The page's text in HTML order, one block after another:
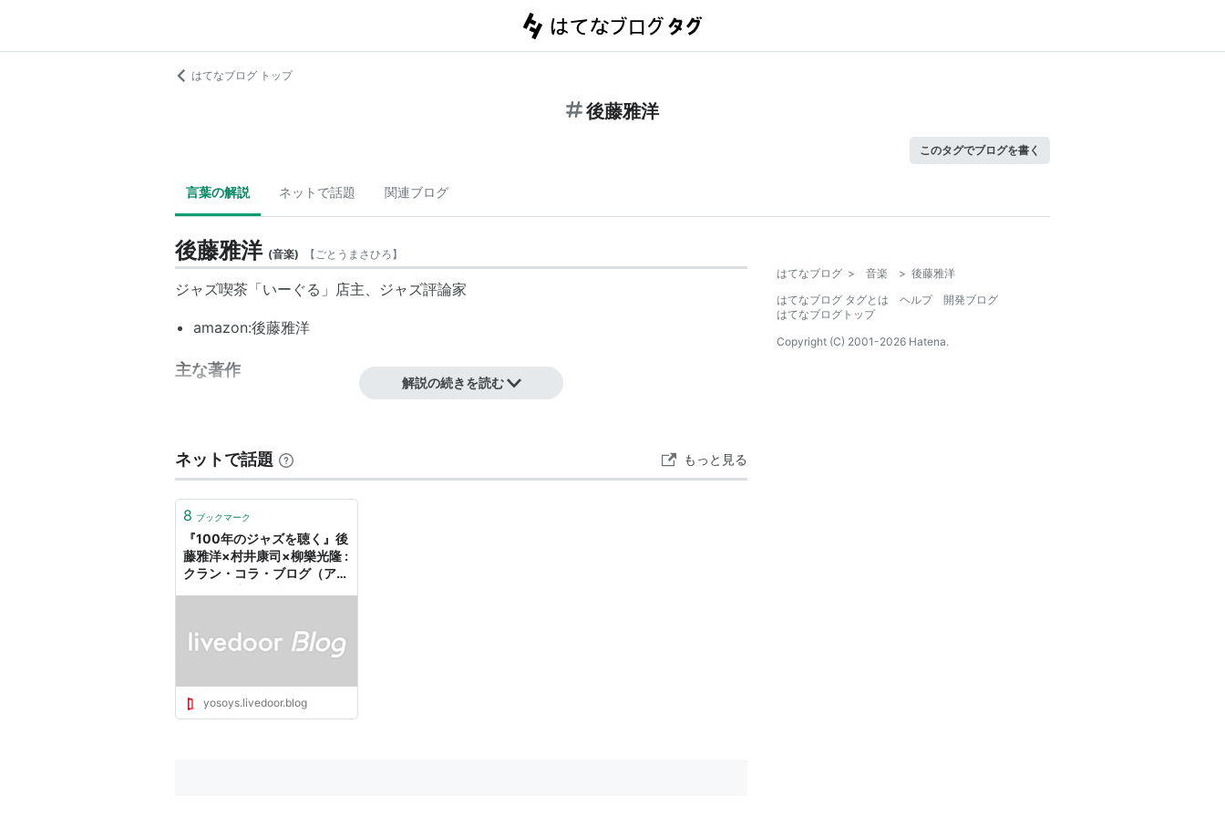
はてなブログ トップ
後藤雅洋
このタグでブログを書く
言葉の解説 ネットで話題 関連ブログ
後藤雅洋 (音楽) 【ごとうまさひろ】
ジャズ喫茶「いーぐる 」店主、ジャズ評論家
amazon:後藤雅洋
主な著作
解説の続きを読む
ネットで話題 もっと見る
8 ブックマーク
『100年のジャズを聴く』後
藤雅洋×村井康司×柳樂光隆 :
クラン・コラ・ブログ（アイ
yosoys.livedoor.blog
はてなブログ > 音楽 > 後藤雅洋
はてなブログ タグとは
ヘルプ
開発ブログ
はてなブログトップ
Copyright (C) 2001-2026 Hatena.